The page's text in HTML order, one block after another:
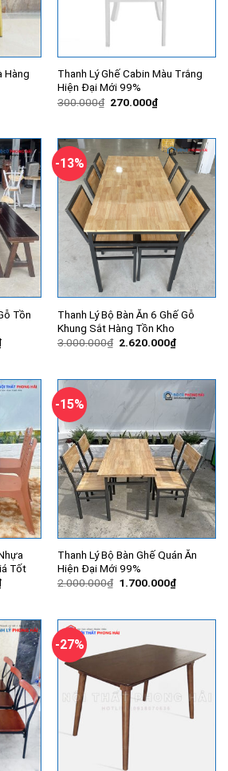
Hàng
Thanh Lý Ghế Cabin Màu Trắng
Hiện Đại Mới 99%
300.000₫ Giá
270.000₫Giá
hiện
270.000₫.
Tồn
Giá
hiện
2.550.000₫.
-13%
Thanh Lý Bộ Bàn Ăn 6 Ghế Gỗ
Khung Sắt Hàng Tồn Kho
3.000.000₫ Giá
2.620.000₫Giá
hiện
Tốt
Giá
hiện
1.040.000₫.
-15%
Thanh Lý Bộ Bàn Ghế Quán Ăn
Hiện Đại Mới 99%
2.000.000₫ Giá
1.700.000₫Giá
hiện
-27%